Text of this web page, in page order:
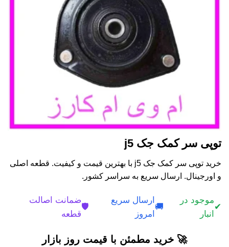
توپی سر کمک جک j5
خرید توپی سر کمک جک j5 با بهترین قیمت و کیفیت. قطعه اصلی
و اورجینال. ارسال سریع به سراسر کشور.
✔
موجود در
انبار
🚚
ارسال سریع
امروز
🛡️
ضمانت اصالت
قطعه
🚀 خرید مطمئن با قیمت روز بازار